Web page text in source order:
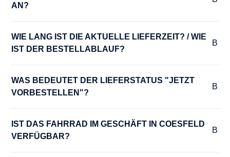
bis 25 km/h
28"
RAHMEN :
Aluminium
RAHMENGRÖSSE :
AN?
WIE LANG IST DIE AKTUELLE LIEFERZEIT? / WIE
IST DER BESTELLABLAUF?
WAS BEDEUTET DER LIEFERSTATUS "JETZT
VORBESTELLEN"?
IST DAS FAHRRAD IM GESCHÄFT IN COESFELD
VERFÜGBAR?